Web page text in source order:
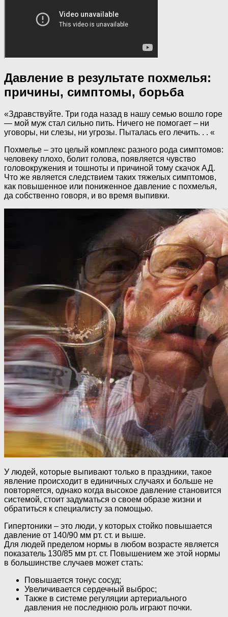
Давление в результате похмелья:
причины, симптомы, борьба
«Здравствуйте. Три года назад в нашу семью вошло горе
— мой муж стал сильно пить. Ничего не помогает – ни
уговоры, ни слезы, ни угрозы. Пыталась его лечить. . . «
Похмелье – это целый комплекс разного рода симптомов:
человеку плохо, болит голова, появляется чувство
головокружения и тошноты и причиной тому скачок АД.
Что же является следствием таких тяжелых симптомов,
как повышенное или пониженное давление с похмелья,
да собственно говоря, и во время выпивки.
У людей, которые выпивают только в праздники, такое
явление происходит в единичных случаях и больше не
повторяется, однако когда высокое давление становится
системой, стоит задуматься о своем образе жизни и
обратиться к специалисту за помощью.
Гипертоники – это люди, у которых стойко повышается
давление от 140/90 мм рт. ст. и выше.
Для людей пределом нормы в любом возрасте является
показатель 130/85 мм рт. ст. Повышением же этой нормы
в большинстве случаев может стать:
Повышается тонус сосуд;
Увеличивается сердечный выброс;
Также в системе регуляции артериального
давления не последнюю роль играют почки.